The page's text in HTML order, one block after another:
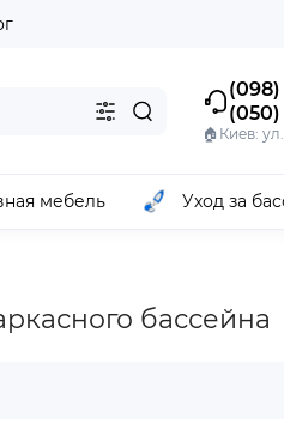
(098)
(050)
🏠Киев:
мебель Уход за
бассейна